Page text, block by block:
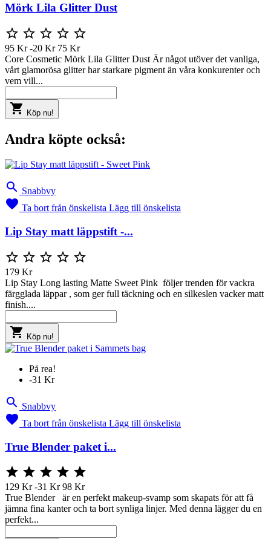
Mörk Lila Glitter Dust
    
95 Kr -20 Kr 75 Kr
Core Cosmetic Mörk Lila Glitter Dust Är något utöver det vanliga,
vårt glamorösa glitter har starkare pigment än våra konkurenter och
vem vill...
 Köp nu!
Andra köpte också:
 Snabbvy
 Ta bort från önskelista Lägg till önskelista
Lip Stay matt läppstift -...
    
179 Kr
Lip Stay Long lasting Matte Sweet Pink följer trenden för vackra
färgglada läppar , som ger full täckning och en silkeslen vacker matt
finish....
 Köp nu!
På rea!
-31 Kr
 Snabbvy
 Ta bort från önskelista Lägg till önskelista
True Blender paket i...
    
129 Kr -31 Kr 98 Kr
True Blender är en perfekt makeup-svamp som skapats för att få
jämna fina kanter och ta bort synliga linjer. Med denna lägger du en
perfekt...